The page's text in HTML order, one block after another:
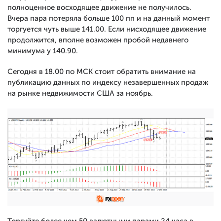
полноценное восходящее движение не получилось.
Вчера пара потеряла больше 100 пп и на данный момент
торгуется чуть выше 141.00. Если нисходящее движение
продолжится, вполне возможен пробой недавнего
минимума у 140.90.
Сегодня в 18.00 по МСК стоит обратить внимание на
публикацию данных по индексу незавершенных продаж
на рынке недвижимости США за ноябрь.